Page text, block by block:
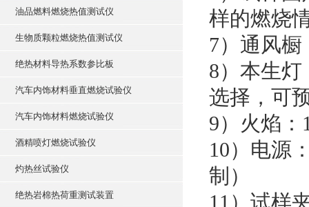
油品燃料燃烧热值测试仪
生物质颗粒燃烧热值测试仪
绝热材料导热系数参比板
汽车内饰材料垂直燃烧试验仪
汽车内饰材料燃烧试验仪
酒精喷灯燃烧试验仪
灼热丝试验仪
绝热岩棉热荷重测试装置
样的燃烧
7）通风
8）本生灯
选择，可
9）火焰：
10）电源
制）
11）试样